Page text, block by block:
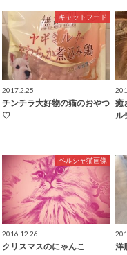
キャットフード
2017.2.25
チンチラ大好物の猫のおやつ
♡
癒
ル
ペルシャ猫画像
2016.12.26
クリスマスのにゃんこ 洋